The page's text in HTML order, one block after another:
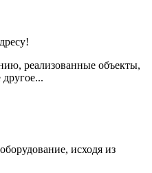
реализованные объекты,
исходя из